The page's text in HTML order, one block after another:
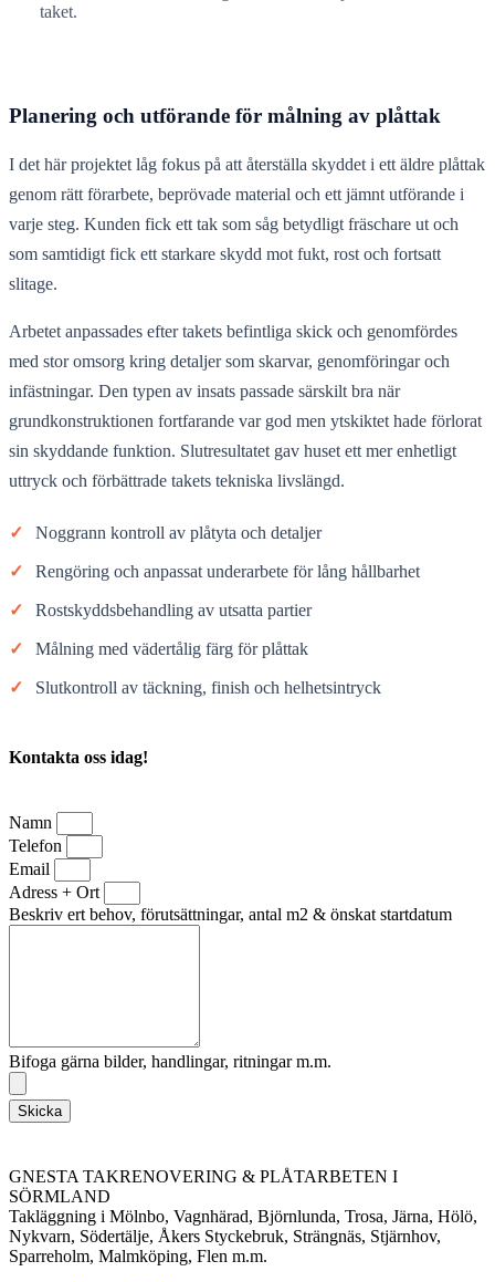
taket.
Planering och utförande för målning av plåttak
I det här projektet låg fokus på att återställa skyddet i ett äldre plåttak
genom rätt förarbete, beprövade material och ett jämnt utförande i
varje steg. Kunden fick ett tak som såg betydligt fräschare ut och
som samtidigt fick ett starkare skydd mot fukt, rost och fortsatt
slitage.
Arbetet anpassades efter takets befintliga skick och genomfördes
med stor omsorg kring detaljer som skarvar, genomföringar och
infästningar. Den typen av insats passade särskilt bra när
grundkonstruktionen fortfarande var god men ytskiktet hade förlorat
sin skyddande funktion. Slutresultatet gav huset ett mer enhetligt
uttryck och förbättrade takets tekniska livslängd.
✓ Noggrann kontroll av plåtyta och detaljer
✓ Rengöring och anpassat underarbete för lång hållbarhet
✓ Rostskyddsbehandling av utsatta partier
✓ Målning med vädertålig färg för plåttak
✓ Slutkontroll av täckning, finish och helhetsintryck
Kontakta oss idag!
Namn
Telefon
Email
Adress + Ort
Beskriv ert behov, förutsättningar, antal m2 & önskat startdatum
Bifoga gärna bilder, handlingar, ritningar m.m.
Skicka
GNESTA TAKRENOVERING & PLÅTARBETEN I
SÖRMLAND
Takläggning i Mölnbo, Vagnhärad, Björnlunda, Trosa, Järna, Hölö,
Nykvarn, Södertälje, Åkers Styckebruk, Strängnäs, Stjärnhov,
Sparreholm, Malmköping, Flen m.m.